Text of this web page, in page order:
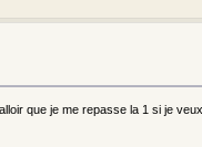
que je me repasse la 1 si je